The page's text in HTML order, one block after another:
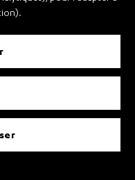
et Transport
Règlement